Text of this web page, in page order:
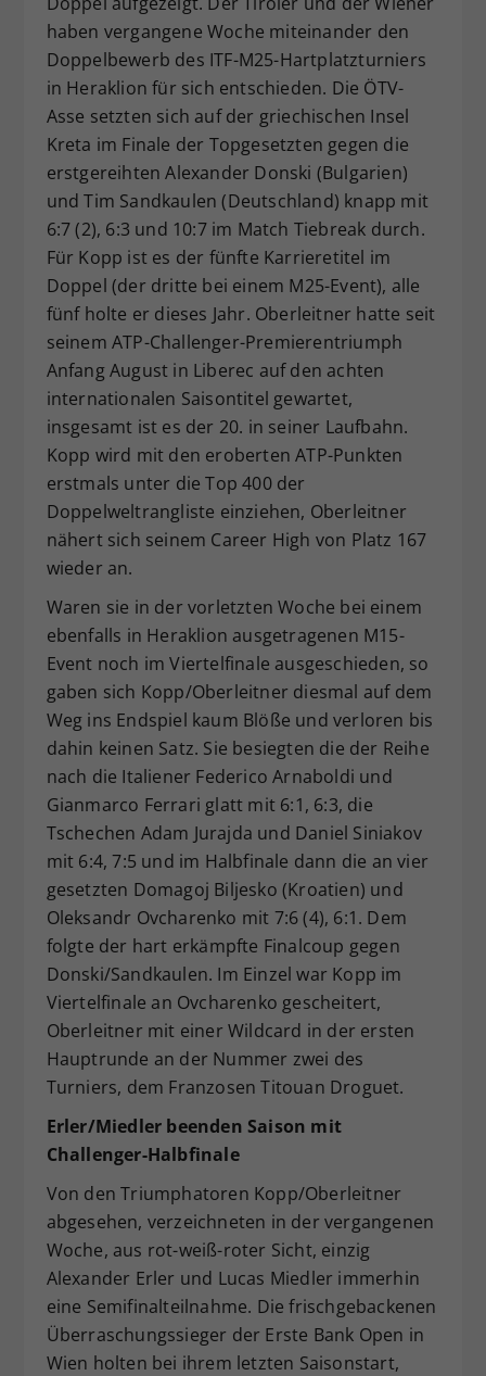
haben vergangene Woche miteinander den
Doppelbewerb des ITF-M25-Hartplatzturniers
in Heraklion für sich entschieden. Die ÖTV-
Asse setzten sich auf der griechischen Insel
Kreta im Finale der Topgesetzten gegen die
erstgereihten Alexander Donski (Bulgarien)
und Tim Sandkaulen (Deutschland) knapp mit
6:7 (2), 6:3 und 10:7 im Match Tiebreak durch.
Für Kopp ist es der fünfte Karrieretitel im
Doppel (der dritte bei einem M25-Event), alle
fünf holte er dieses Jahr. Oberleitner hatte seit
seinem ATP-Challenger-Premierentriumph
Anfang August in Liberec auf den achten
internationalen Saisontitel gewartet,
insgesamt ist es der 20. in seiner Laufbahn.
Kopp wird mit den eroberten ATP-Punkten
erstmals unter die Top 400 der
Doppelweltrangliste einziehen, Oberleitner
nähert sich seinem Career High von Platz 167
wieder an.
Waren sie in der vorletzten Woche bei einem
ebenfalls in Heraklion ausgetragenen M15-
Event noch im Viertelfinale ausgeschieden, so
gaben sich Kopp/Oberleitner diesmal auf dem
Weg ins Endspiel kaum Blöße und verloren bis
dahin keinen Satz. Sie besiegten die der Reihe
nach die Italiener Federico Arnaboldi und
Gianmarco Ferrari glatt mit 6:1, 6:3, die
Tschechen Adam Jurajda und Daniel Siniakov
mit 6:4, 7:5 und im Halbfinale dann die an vier
gesetzten Domagoj Biljesko (Kroatien) und
Oleksandr Ovcharenko mit 7:6 (4), 6:1. Dem
folgte der hart erkämpfte Finalcoup gegen
Donski/Sandkaulen. Im Einzel war Kopp im
Viertelfinale an Ovcharenko gescheitert,
Oberleitner mit einer Wildcard in der ersten
Hauptrunde an der Nummer zwei des
Turniers, dem Franzosen Titouan Droguet.
Erler/Miedler beenden Saison mit
Challenger-Halbfinale
Von den Triumphatoren Kopp/Oberleitner
abgesehen, verzeichneten in der vergangenen
Woche, aus rot-weiß-roter Sicht, einzig
Alexander Erler und Lucas Miedler immerhin
eine Semifinalteilnahme. Die frischgebackenen
Überraschungssieger der Erste Bank Open in
Wien holten bei ihrem letzten Saisonstart,
Zweck
Dieser Wert speichert Ihre Consent-
Einstellungen. Unter anderem eine
zufällig generierte ID, für die
historische Speicherung Ihrer
vorgenommen Einstellungen, falls der
Webseiten-Betreiber dies eingestellt
hat.